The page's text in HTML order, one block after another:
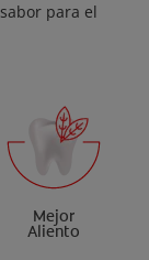
para el
Mejor
Aliento